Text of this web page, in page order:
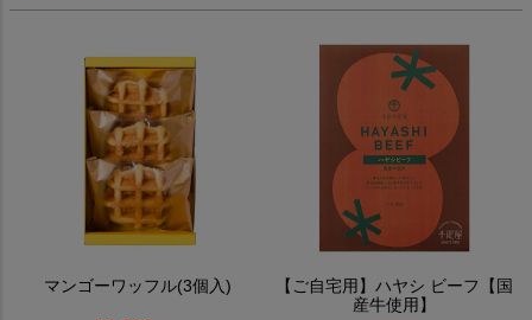
マンゴーワッフル(3個入)
【ご自宅用】ハヤシ ビーフ【国
産牛使用】